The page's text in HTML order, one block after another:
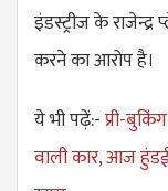
इंडस्ट्रीज के
करने का आरोप है।
ये भी पढ़ें:-प्री-
वाली कार, आज